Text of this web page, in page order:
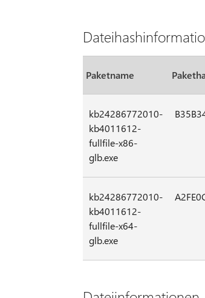
Paketname
kb24286772010-
kb4011612-
fullfile-x86-
glb.exe
kb24286772010-
kb4011612-
fullfile-x64-
glb.exe